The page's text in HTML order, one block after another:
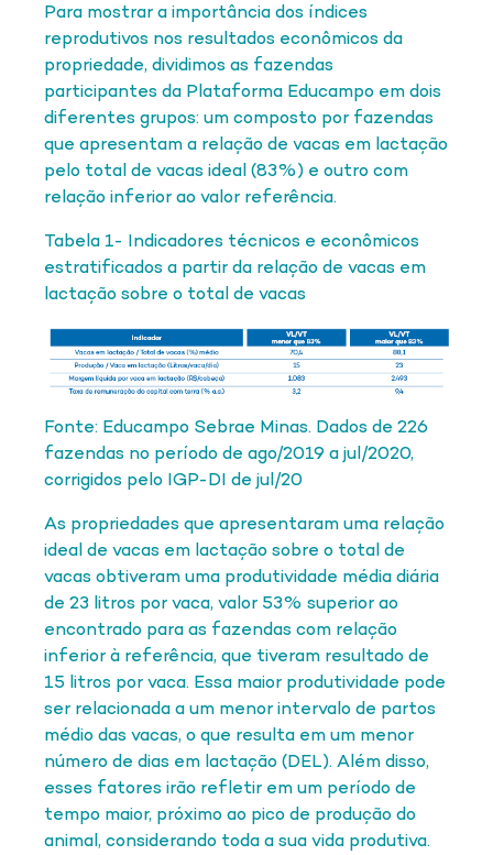
Para mostrar a importância dos índices
reprodutivos nos resultados econômicos da
propriedade, dividimos as fazendas
participantes da Plataforma Educampo em dois
diferentes grupos: um composto por fazendas
que apresentam a relação de vacas em lactação
pelo total de vacas ideal (83%) e outro com
relação inferior ao valor referência.
Tabela 1- Indicadores técnicos e econômicos
estratificados a partir da relação de vacas em
lactação sobre o total de vacas
Fonte: Educampo Sebrae Minas. Dados de 226
fazendas no período de ago/2019 a jul/2020,
corrigidos pelo IGP-DI de jul/20
As propriedades que apresentaram uma relação
ideal de vacas em lactação sobre o total de
vacas obtiveram uma produtividade média diária
de 23 litros por vaca, valor 53% superior ao
encontrado para as fazendas com relação
inferior à referência, que tiveram resultado de
15 litros por vaca. Essa maior produtividade pode
ser relacionada a um menor intervalo de partos
médio das vacas, o que resulta em um menor
número de dias em lactação (DEL). Além disso,
esses fatores irão refletir em um período de
tempo maior, próximo ao pico de produção do
animal, considerando toda a sua vida produtiva.